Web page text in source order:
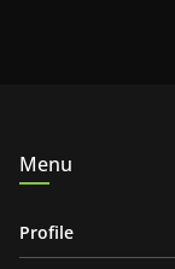
Menu
Profile